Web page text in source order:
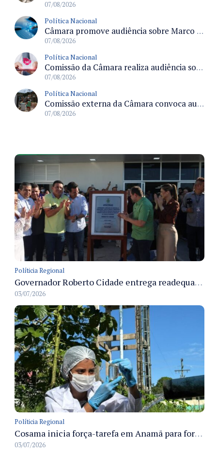
07/08/2026
Política Nacional
Câmara promove audiência sobre Marco de Fomento à Economia Digital e impactos da inteligência artificial
07/08/2026
Política Nacional
Comissão da Câmara realiza audiência sobre apostas online para medir o tamanho do mercado ilegal
07/08/2026
Política Nacional
Comissão externa da Câmara convoca audiência pública sobre chuvas na Zona da Mata de Minas Gerais e impactos em Juiz de Fora
07/08/2026
Políticia Regional
Governador Roberto Cidade entrega readequação do ambulatório da FCecon e amplia capacidade de atendimento oncológico em Manaus
03/07/2026
Políticia Regional
Cosama inicia força-tarefa em Anamã para fortalecer abastecimento de água e segurança hídrica da população
03/07/2026